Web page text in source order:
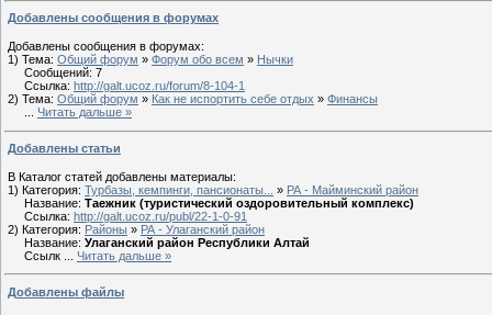
Добавлены сообщения в форумах
Добавлены сообщения в форумах:
1) Тема: Общий форум » Форум обо всем » Нычки
Сообщений: 7
Ссылка: http://galt.ucoz.ru/forum/8-104-1
2) Тема: Общий форум » Как не испортить себе отдых » Финансы
Читать дальше »
Добавлены статьи
В Каталог статей добавлены материалы:
1) Категория: Турбазы, кемпинги, пансионаты... » РА - Майминский район
Название: Таежник (туристический оздоровительный комплекс)
Ссылка: http://galt.ucoz.ru/publ/22-1-0-91
2) Категория: Районы » РА - Улаганский район
Название: Улаганский район Республики Алтай
Ссылк
Читать дальше »
Добавлены файлы